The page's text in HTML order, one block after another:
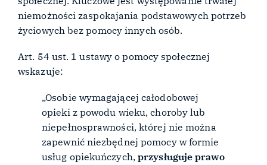
niemożności zaspokajania podstawowych potrzeb
życiowych bez pomocy innych osób.
Art. 54 ust. 1 ustawy o pomocy społecznej
wskazuje:
„Osobie wymagającej całodobowej
opieki z powodu wieku, choroby lub
niepełnosprawności, której nie można
zapewnić niezbędnej pomocy w formie
usług opiekuńczych, przysługuje prawo